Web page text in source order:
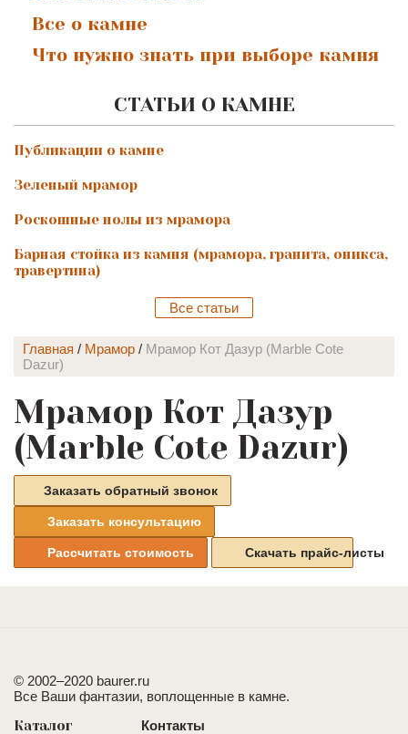
Все о камне
Что нужно знать при выборе камня
СТАТЬИ О КАМНЕ
Публикации о камне
Зеленый мрамор
Роскошные полы из мрамора
Барная стойка из камня (мрамора, гранита, оникса,
травертина)
Все статьи
Главная / Мрамор / Мрамор Кот Дазур (Marble Cote
Dazur)
Мрамор Кот Дазур
(Marble Cote Dazur)
Заказать обратный звонок
Заказать консультацию
Рассчитать стоимость Скачать прайс-листы
© 2002–2020 baurer.ru
Все Ваши фантазии, воплощенные в камне.
Контакты
Каталог